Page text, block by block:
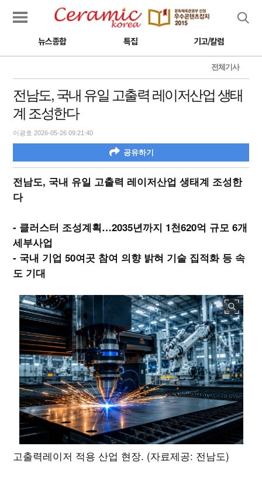
뉴스종합 특집 기고/칼럼
전체기사
전남도, 국내 유일 고출력 레이저산업 생태
계 조성한다
이광호 2026-05-26 09:21:40
공유하기
전남도, 국내 유일 고출력 레이저산업 생태계 조성한
다
- 클러스터 조성계획…2035년까지 1천620억 규모 6개
세부사업
- 국내 기업 50여곳 참여 의향 밝혀 기술 집적화 등 속
도 기대
고출력레이저 적용 산업 현장. (자료제공: 전남도)
검색